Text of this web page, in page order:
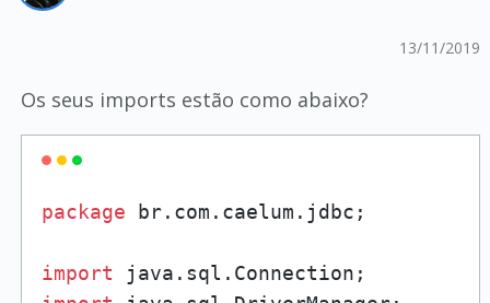
13/11/2019
Os seus imports estão como abaixo?
package br.com.caelum.jdbc;
import